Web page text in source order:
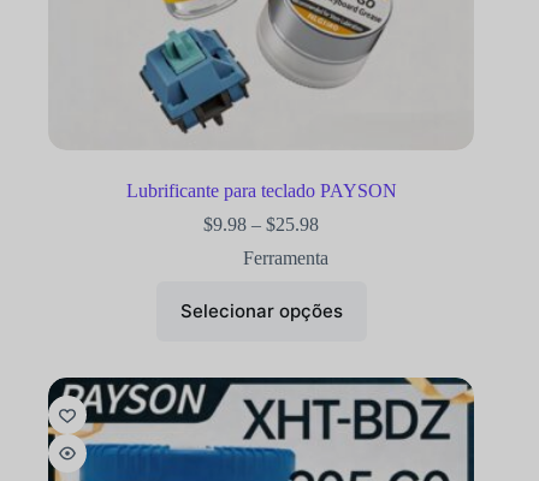
Lubrificante para teclado PAYSON
$9.98 – $25.98
Ferramenta
Selecionar opções